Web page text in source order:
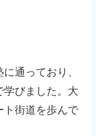
通っており、
学びました。大
ト街道を歩んで